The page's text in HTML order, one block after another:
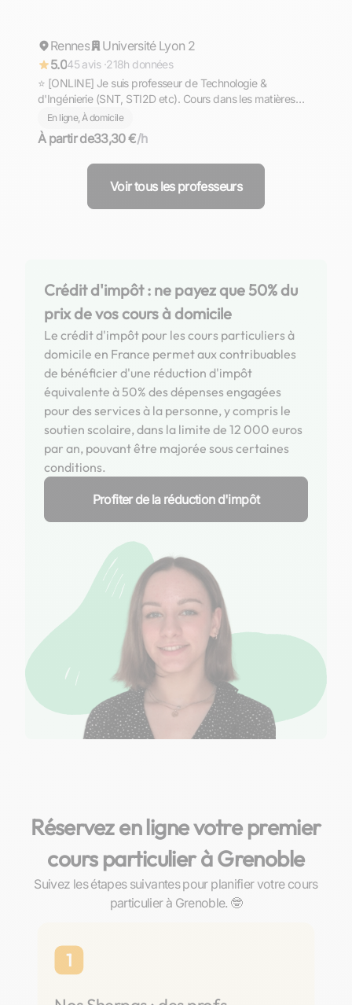
Répond rapidement
Rennes
Université Lyon 2
5.045 avis ·218h données
⭐ [ONLINE] Je suis professeur de Technologie &
d'Ingénierie (SNT, STI2D etc). Cours dans les matières
scientifiques (technologie, sciences et vie de la terre,
mathématiques, physique et chimie, EPI.
En ligne, À domicile
À partir de33,30 €/h
Voir tous les professeurs
Crédit d'impôt : ne payez que 50% du
prix de vos cours à domicile
Le crédit d'impôt pour les cours particuliers à
domicile en France permet aux contribuables
de bénéficier d'une réduction d'impôt
équivalente à 50% des dépenses engagées
pour des services à la personne, y compris le
soutien scolaire, dans la limite de 12 000 euros
par an, pouvant être majorée sous certaines
conditions.
Profiter de la réduction d'impôt
Réservez en ligne votre premier
cours particulier à Grenoble
Suivez les étapes suivantes pour planifier votre cours
particulier à Grenoble. 🤓
1